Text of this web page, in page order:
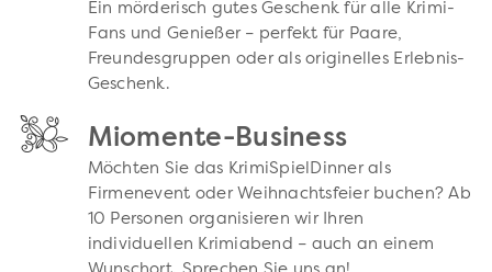
Ein mörderisch gutes Geschenk für alle Krimi-
Fans und Genießer – perfekt für Paare,
Freundesgruppen oder als originelles Erlebnis-
Geschenk.
Miomente-Business
Möchten Sie das KrimiSpielDinner als
Firmenevent oder Weihnachtsfeier buchen? Ab
10 Personen organisieren wir Ihren
individuellen Krimiabend – auch an einem